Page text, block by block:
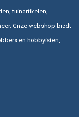
tuinartikelen,
Onze webshop biedt
en hobbyisten,